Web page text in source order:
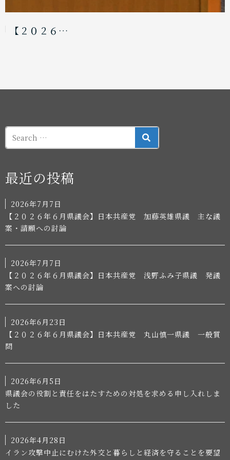
【２０２６…
SEARCH
最近の投稿
2026年7月7日
【２０２６年６月県議会】日本共産党 加藤英雄県議 主な議
案・請願への討論
2026年7月7日
【２０２６年６月県議会】日本共産党 浅野ふみ子県議 発議
案への討論
2026年6月23日
【２０２６年６月県議会】日本共産党 丸山慎一県議 一般質
問
2026年6月5日
県議会の役割と責任をはたすための対処を求める申し入れしま
した
2026年4月28日
イラン攻撃中止にむけた外交と暮らしと経済を守ることを要望